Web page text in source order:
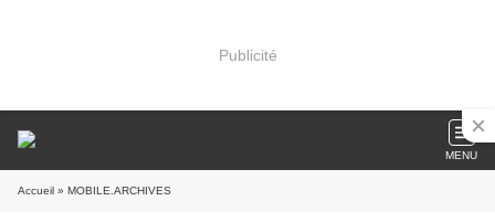
Publicité
MENU
Accueil » MOBILE.ARCHIVES